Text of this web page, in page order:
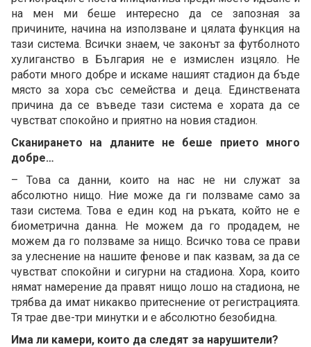
на мен ми беше интересно да се запозная за
причините, начина на използване и цялата функция на
тази система. Всички знаем, че законът за футболното
хулиганство в България не е измислен изцяло. Не
работи много добре и искаме нашият стадион да бъде
място за хора със семейства и деца. Единствената
причина да се въведе тази система е хората да се
чувстват спокойно и приятно на новия стадион.
Сканирането на дланите не беше прието много
добре…
– Това са данни, които на нас не ни служат за
абсолютно нищо. Ние може да ги ползваме само за
тази система. Това е един код на ръката, който не е
биометрична данна. Не можем да го продадем, не
можем да го ползваме за нищо. Всичко това се прави
за улеснение на нашите фенове и пак казвам, за да се
чувстват спокойни и сигурни на стадиона. Хора, които
нямат намерение да правят нищо лошо на стадиона, не
трябва да имат никакво притеснение от регистрацията.
Тя трае две-три минутки и е абсолютно безобидна.
Има ли камери, които да следят за нарушители?